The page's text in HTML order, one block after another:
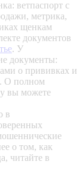
ветпаспорт с
метрика,
щенкам
документов
. У
документы:
о прививках и
О полном
вы можете
в
о том, как
читайте в